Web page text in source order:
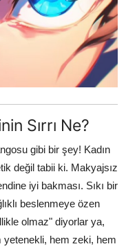
Sırrı Ne?
gibi bir şey! Kadın
değil tabii ki. Makyajsız
iyi bakması. Sıkı bir
beslenmeye özen
olmaz" diyorlar ya,
yetenekli, hem zeki, hem